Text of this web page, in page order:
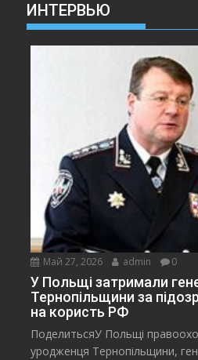
ИНТЕРВЬЮ
Май 27, 2026 admin 0
У Польщі затримали
Тернопільщини за
на користь РФ
ПоделитьсяУ Польщі
уродженця Тернопільщини,